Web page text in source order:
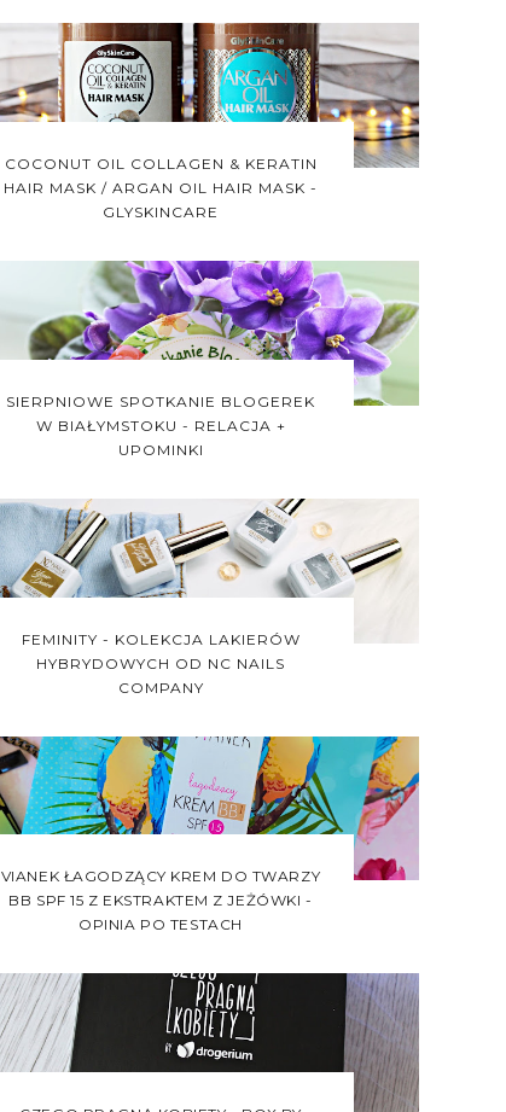
COCONUT OIL COLLAGEN & KERATIN
HAIR MASK / ARGAN OIL HAIR MASK -
GLYSKINCARE
SIERPNIOWE SPOTKANIE BLOGEREK
W BIAŁYMSTOKU - RELACJA +
UPOMINKI
FEMINITY - KOLEKCJA LAKIERÓW
HYBRYDOWYCH OD NC NAILS
COMPANY
VIANEK ŁAGODZĄCY KREM DO TWARZY
BB SPF 15 Z EKSTRAKTEM Z JEŻÓWKI -
OPINIA PO TESTACH